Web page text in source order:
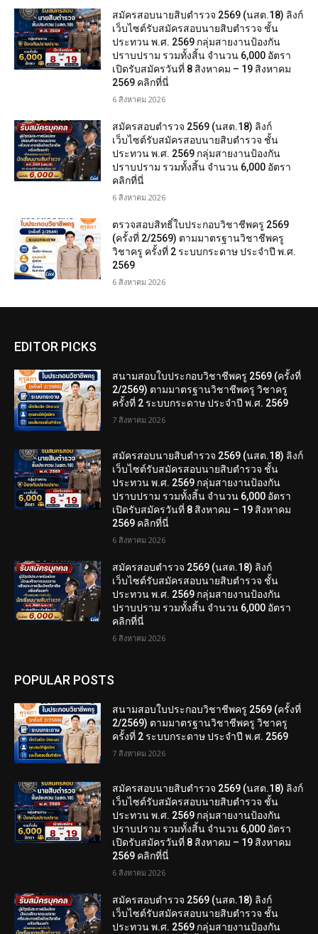
สมัครสอบนายสิบตำรวจ 2569 (นสต.18) ลิงก์
เว็บไซต์รับสมัครสอบนายสิบตำรวจ ชั้น
ประทวน พ.ศ. 2569 กลุ่มสายงานป้องกัน
ปราบปราม รวมทั้งสิ้น จำนวน 6,000 อัตรา
เปิดรับสมัครวันที่ 8 สิงหาคม – 19 สิงหาคม
2569 คลิกที่นี่
6 สิงหาคม 2026
สมัครสอบตํารวจ 2569 (นสต.18) ลิงก์
เว็บไซต์รับสมัครสอบนายสิบตำรวจ ชั้น
ประทวน พ.ศ. 2569 กลุ่มสายงานป้องกัน
ปราบปราม รวมทั้งสิ้น จำนวน 6,000 อัตรา
คลิกที่นี่
6 สิงหาคม 2026
ตรวจสอบสิทธิ์ใบประกอบวิชาชีพครู 2569
(ครั้งที่ 2/2569) ตามมาตรฐานวิชาชีพครู
วิชาครู ครั้งที่ 2 ระบบกระดาษ ประจำปี พ.ศ.
2569
6 สิงหาคม 2026
EDITOR PICKS
สนามสอบใบประกอบวิชาชีพครู 2569 (ครั้งที่
2/2569) ตามมาตรฐานวิชาชีพครู วิชาครู
ครั้งที่ 2 ระบบกระดาษ ประจำปี พ.ศ. 2569
7 สิงหาคม 2026
สมัครสอบนายสิบตำรวจ 2569 (นสต.18) ลิงก์
เว็บไซต์รับสมัครสอบนายสิบตำรวจ ชั้น
ประทวน พ.ศ. 2569 กลุ่มสายงานป้องกัน
ปราบปราม รวมทั้งสิ้น จำนวน 6,000 อัตรา
เปิดรับสมัครวันที่ 8 สิงหาคม – 19 สิงหาคม
2569 คลิกที่นี่
6 สิงหาคม 2026
สมัครสอบตํารวจ 2569 (นสต.18) ลิงก์
เว็บไซต์รับสมัครสอบนายสิบตำรวจ ชั้น
ประทวน พ.ศ. 2569 กลุ่มสายงานป้องกัน
ปราบปราม รวมทั้งสิ้น จำนวน 6,000 อัตรา
คลิกที่นี่
6 สิงหาคม 2026
POPULAR POSTS
สนามสอบใบประกอบวิชาชีพครู 2569 (ครั้งที่
2/2569) ตามมาตรฐานวิชาชีพครู วิชาครู
ครั้งที่ 2 ระบบกระดาษ ประจำปี พ.ศ. 2569
7 สิงหาคม 2026
สมัครสอบนายสิบตำรวจ 2569 (นสต.18) ลิงก์
เว็บไซต์รับสมัครสอบนายสิบตำรวจ ชั้น
ประทวน พ.ศ. 2569 กลุ่มสายงานป้องกัน
ปราบปราม รวมทั้งสิ้น จำนวน 6,000 อัตรา
เปิดรับสมัครวันที่ 8 สิงหาคม – 19 สิงหาคม
2569 คลิกที่นี่
6 สิงหาคม 2026
สมัครสอบตํารวจ 2569 (นสต.18) ลิงก์
เว็บไซต์รับสมัครสอบนายสิบตำรวจ ชั้น
ประทวน พ.ศ. 2569 กลุ่มสายงานป้องกัน